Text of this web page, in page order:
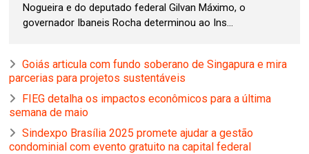
Nogueira e do deputado federal Gilvan Máximo, o
governador Ibaneis Rocha determinou ao Ins...
Goiás articula com fundo soberano de Singapura e mira
parcerias para projetos sustentáveis
FIEG detalha os impactos econômicos para a última
semana de maio
Sindexpo Brasília 2025 promete ajudar a gestão
condominial com evento gratuito na capital federal